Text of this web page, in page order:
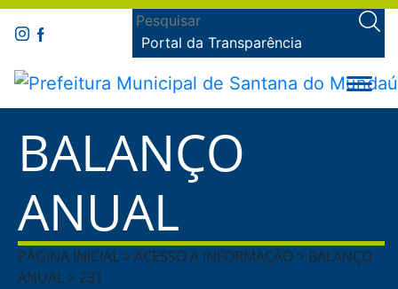
Portal da Transparência
BALANÇO
ANUAL
PÁGINA INICIAL > ACESSO A INFORMAÇÃO > BALANÇO
ANUAL > 231